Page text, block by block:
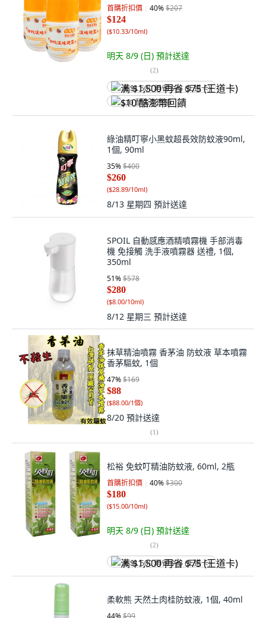
首購折扣價 40%$207
$124
($10.33/10ml)
明天 8/9 (日) 預計送達
(2)
满 $1,500 再省 $75 (王道卡)
$10 酷澎幣回饋
綠油精叮寧小黑蚊超長效防蚊液90ml,
1個, 90ml
35%$400
$260
($28.89/10ml)
8/13 星期四 預計送達
SPOIL 自動感應酒精噴霧機 手部消毒
機 免接觸 洗手液噴霧器 送禮, 1個,
350ml
51%$578
$280
($8.00/10ml)
8/12 星期三 預計送達
抹草精油噴霧 香茅油 防蚊液 草本噴霧
香茅驅蚊, 1個
47%$169
$88
($88.00/1個)
8/20 預計送達
(1)
松裕 免蚊叮精油防蚊液, 60ml, 2瓶
首購折扣價 40%$300
$180
($15.00/10ml)
明天 8/9 (日) 預計送達
(2)
满 $1,500 再省 $75 (王道卡)
柔軟熊 天然土肉桂防蚊液, 1個, 40ml
44%$99